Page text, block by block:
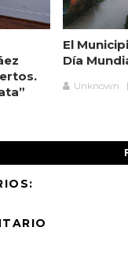
El
Día
Unknown